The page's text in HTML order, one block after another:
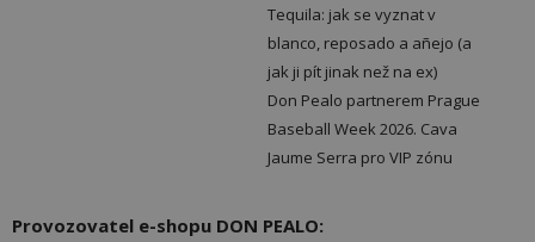
Tequila: jak se vyznat v
blanco, reposado a añejo (a
jak ji pít jinak než na ex)
Don Pealo partnerem Prague
Baseball Week 2026. Cava
Jaume Serra pro VIP zónu
Provozovatel e-shopu DON PEALO: